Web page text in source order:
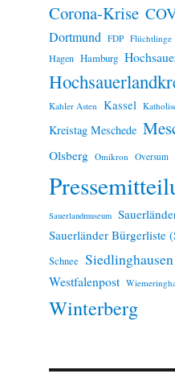
e
i
s
Corona-Krise
Dortmund FDP Flüchtlinge
Hagen Hamburg
Kahler Asten Kassel
Kreistag Meschede
Olsberg Omikron Oversum
Sauerlandmuseum
Sauerländer Bürgerliste
Schnee Siedlinghausen
Westfalenpost
Winterberg